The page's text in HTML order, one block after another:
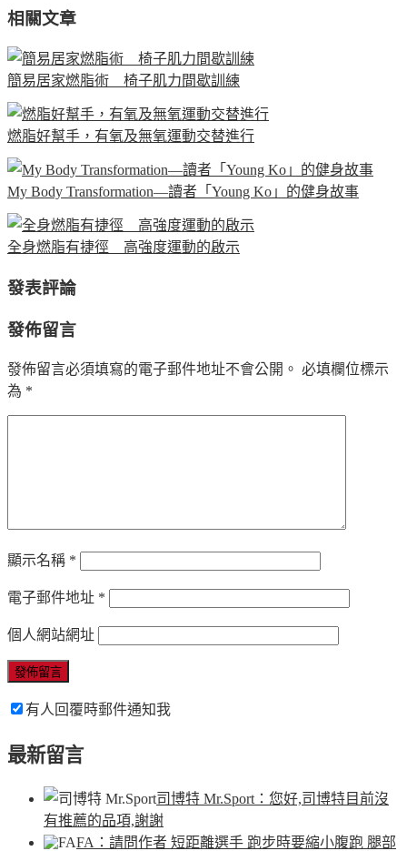
相關文章
簡易居家燃脂術 椅子肌力間歇訓練
燃脂好幫手，有氧及無氧運動交替進行
My Body Transformation—讀者「Young Ko」的健身故事
全身燃脂有捷徑 高強度運動的啟示
發表評論
發佈留言
發佈留言必須填寫的電子郵件地址不會公開。 必填欄位標示
為 *
顯示名稱 *
電子郵件地址 *
個人網站網址
有人回覆時郵件通知我
最新留言
司博特 Mr.Sport ：您好,司博特目前沒
有推薦的品項,謝謝
FA ：請問作者 短距離選手 跑步時要縮小腹跑 腿部